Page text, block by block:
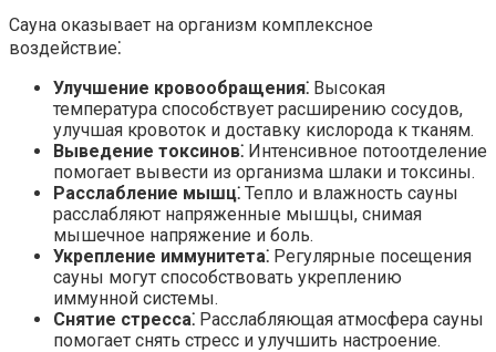
Сауна оказывает на организм комплексное
воздействие⁚
Улучшение кровообращения⁚ Высокая
температура способствует расширению сосудов,
улучшая кровоток и доставку кислорода к тканям.
Выведение токсинов⁚ Интенсивное потоотделение
помогает вывести из организма шлаки и токсины.
Расслабление мышц⁚ Тепло и влажность сауны
расслабляют напряженные мышцы, снимая
мышечное напряжение и боль.
Укрепление иммунитета⁚ Регулярные посещения
сауны могут способствовать укреплению
иммунной системы.
Снятие стресса⁚ Расслабляющая атмосфера сауны
помогает снять стресс и улучшить настроение.